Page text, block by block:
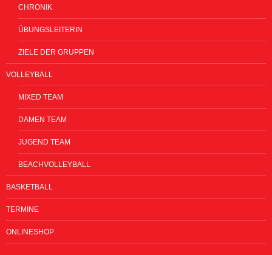
CHRONIK
ÜBUNGSLEITERIN
ZIELE DER GRUPPEN
VOLLEYBALL
MIXED TEAM
DAMEN TEAM
JUGEND TEAM
BEACHVOLLEYBALL
BASKETBALL
TERMINE
ONLINESHOP